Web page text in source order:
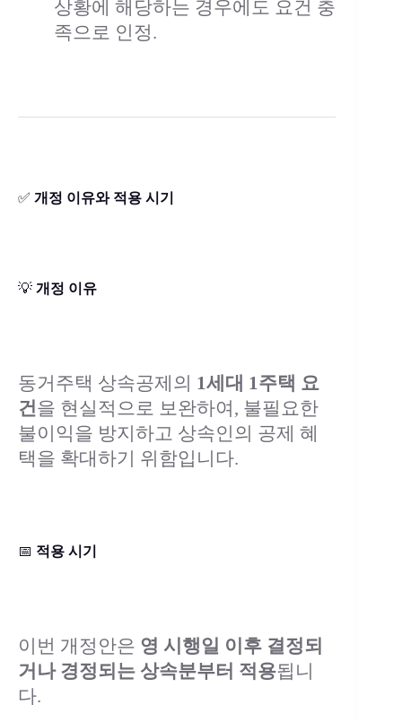
상황에 해당하는 경우에도 요건 충
족으로 인정.
✅ 개정 이유와 적용 시기
💡 개정 이유
동거주택 상속공제의 1세대 1주택 요
건을 현실적으로 보완하여, 불필요한
불이익을 방지하고 상속인의 공제 혜
택을 확대하기 위함입니다.
📅 적용 시기
이번 개정안은 영 시행일 이후 결정되
거나 경정되는 상속분부터 적용됩니
다.